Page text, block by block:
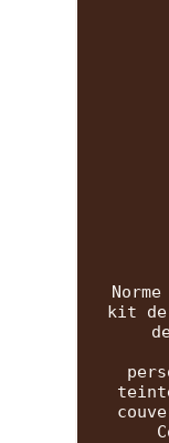
kit de